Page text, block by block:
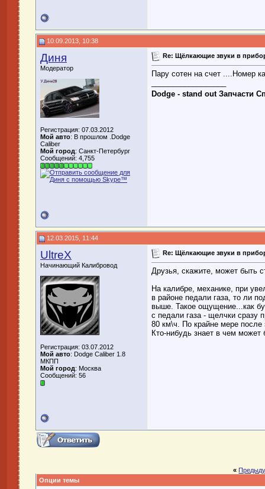
10.09.2013, 10:38
Диня
Модератор
Регистрация: 07.03.2012
Мой авто: В прошлом .Dodge
Caliber
Мой город: Санкт-Петербург
Сообщений: 4,755
Re: Щёлкающие звуки в
Пару сотен на счет ....Номер
Dodge - stand out Запчасти
12.03.2015, 11:44
UltreX
Начинающий Калибровод
Регистрация: 03.07.2012
Мой авто: Dodge Caliber 1.8
МКПП
Мой город: Москва
Сообщений: 56
Re: Щёлкающие звуки в
Друзья, скажите, может быть
На калибре, механике, при
в районе педали газа, то ли
выше. Такое ощущение...как
с педали газа - щелчки сразу
80 км\ч. По крайне мере после
Кто-нибудь знает в чем может
«
Опции темы